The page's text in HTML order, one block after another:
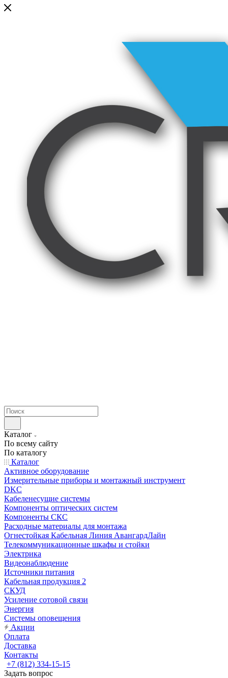
Каталог
По всему сайту
По каталогу
Каталог
Активное оборудование
Измерительные приборы и монтажный инструмент
DKC
Кабеленесущие системы
Компоненты оптических систем
Компоненты СКС
Расходные материалы для монтажа
Огнестойкая Кабельная Линия АвангардЛайн
Телекоммуникационные шкафы и стойки
Электрика
Видеонаблюдение
Источники питания
Кабельная продукция 2
СКУД
Усиление сотовой связи
Энергия
Системы оповещения
Акции
Оплата
Доставка
Контакты
+7 (812) 334-15-15
Задать вопрос